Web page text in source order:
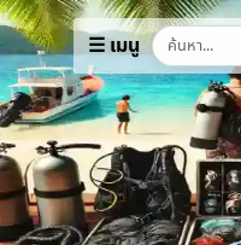
☰ เมนู